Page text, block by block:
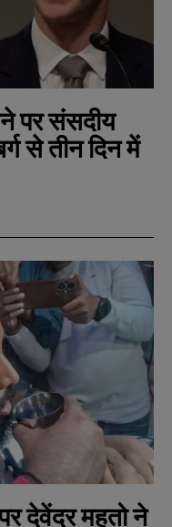
पर संसदीय
से तीन दिन में
देवेंद्र महतो ने